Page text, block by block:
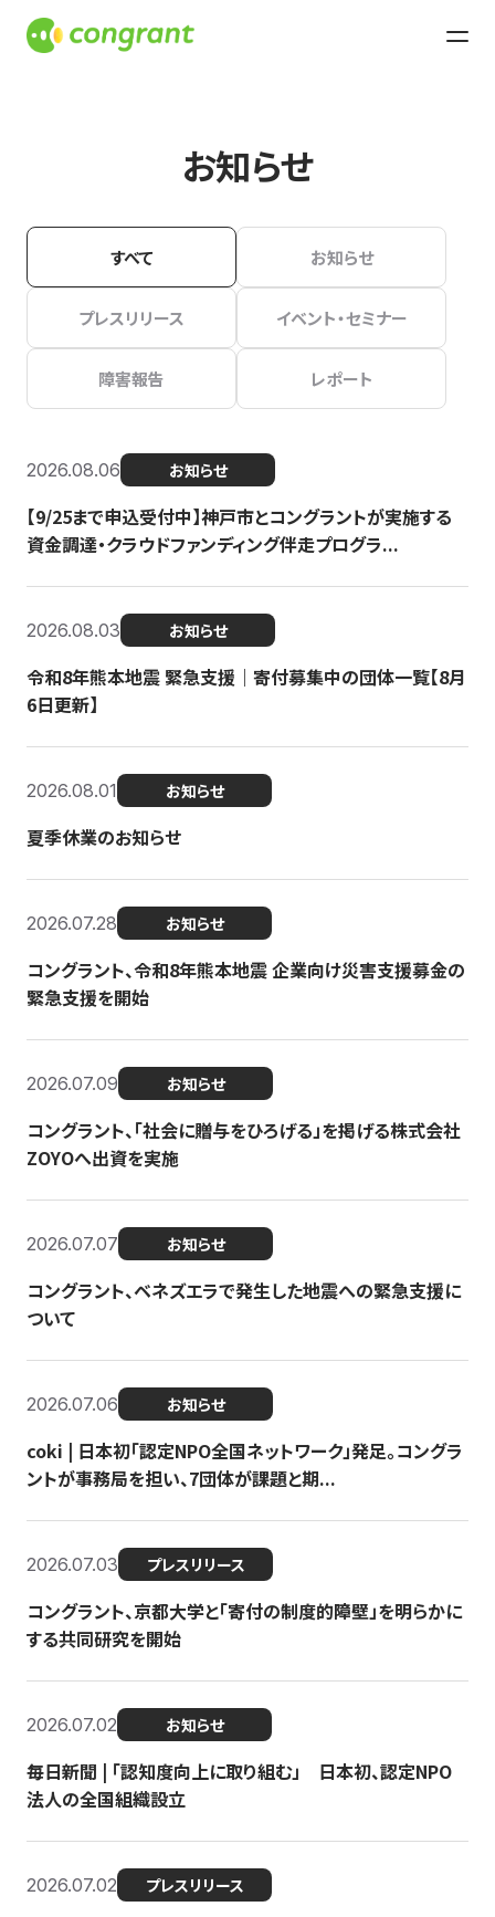
お知らせ
すべて お知らせ
プレスリリース イベント・セミナー
障害報告 レポート
2026.08.06 お知らせ
【9/25まで申込受付中】神戸市とコングラントが実施する
資金調達・クラウドファンディング伴走プログラ...
2026.08.03 お知らせ
令和8年熊本地震 緊急支援｜寄付募集中の団体一覧【8月
6日更新】
2026.08.01 お知らせ
夏季休業のお知らせ
2026.07.28 お知らせ
コングラント、令和8年熊本地震 企業向け災害支援募金の
緊急支援を開始
2026.07.09 お知らせ
コングラント、「社会に贈与をひろげる」を掲げる株式会社
ZOYOへ出資を実施
2026.07.07 お知らせ
コングラント、ベネズエラで発生した地震への緊急支援に
ついて
2026.07.06 お知らせ
coki | 日本初「認定NPO全国ネットワーク」発足。コングラ
ントが事務局を担い、7団体が課題と期...
2026.07.03 プレスリリース
コングラント、京都大学と「寄付の制度的障壁」を明らかに
する共同研究を開始
2026.07.02 お知らせ
毎日新聞 | 「認知度向上に取り組む」 日本初、認定NPO
法人の全国組織設立
2026.07.02 プレスリリース